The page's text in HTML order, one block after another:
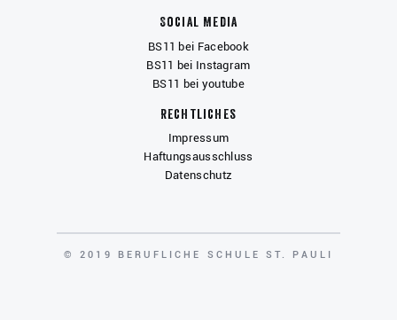
Social Media
BS11 bei Facebook
BS11 bei Instagram
BS11 bei youtube
Rechtliches
Impressum
Haftungsausschluss
Datenschutz
COPYRIGHT
© 2019 BERUFLICHE SCHULE ST. PAULI